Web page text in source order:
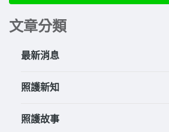
文章分類
最新消息
照護新知
照護故事